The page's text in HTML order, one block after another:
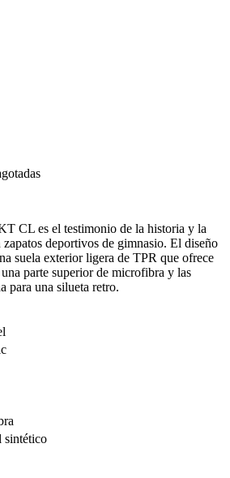
CL es el testimonio de la historia y la
deportivos de gimnasio. El diseño
suela exterior ligera de TPR que ofrece
parte superior de microfibra y las
para una silueta retro.
sintético